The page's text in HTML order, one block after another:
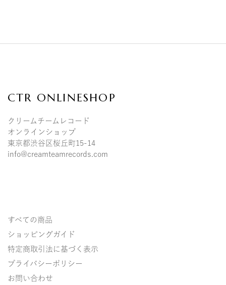
CTR ONLINESHOP
クリームチームレコード
オンラインショップ
東京都渋谷区桜丘町15-14
info@creamteamrecords.com
すべての商品
ショッピングガイド
特定商取引法に基づく表示
プライバシーポリシー
お問い合わせ